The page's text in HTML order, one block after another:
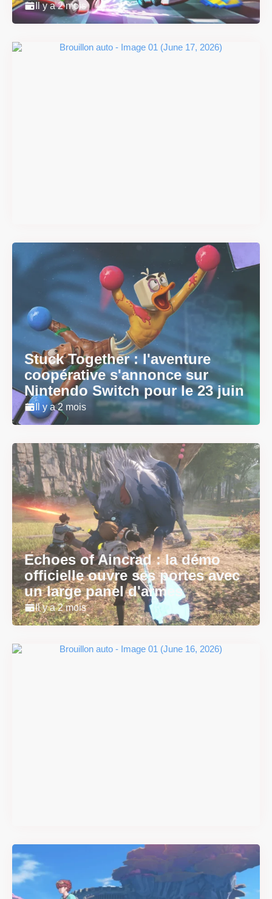
Il y a 2 mois
Stuck Together : l'aventure
coopérative s'annonce sur
Nintendo Switch pour le 23 juin
Il y a 2 mois
Echoes of Aincrad : la démo
officielle ouvre ses portes avec
un large panel d'armes
Il y a 2 mois